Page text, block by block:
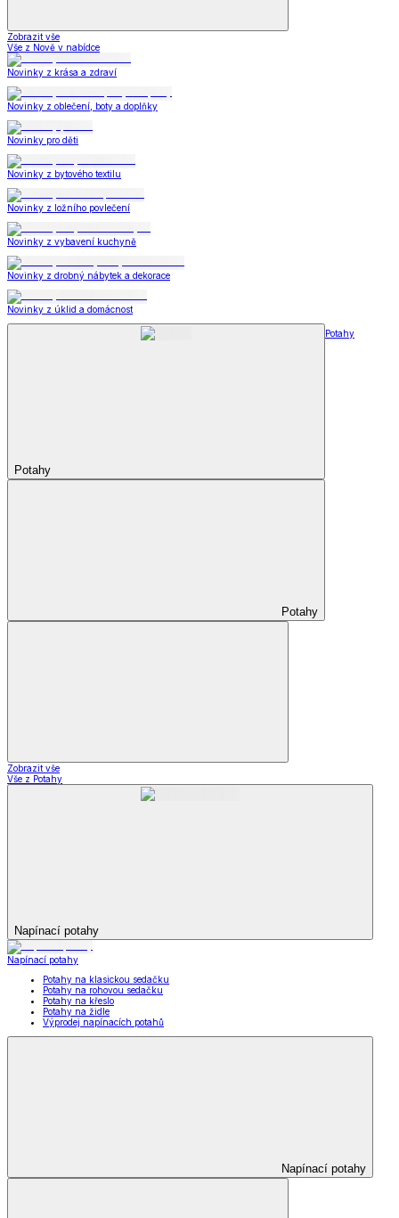
Zobrazit vše
Vše z Nově v nabídce
Novinky z krása a zdraví
Novinky z oblečení, boty a doplňky
Novinky pro děti
Novinky z bytového textilu
Novinky z ložního povlečení
Novinky z vybavení kuchyně
Novinky z drobný nábytek a dekorace
Novinky z úklid a domácnost
Potahy
Potahy
Potahy
Zobrazit vše
Vše z Potahy
Napínací potahy
Napínací potahy
Potahy na klasickou sedačku
Potahy na rohovou sedačku
Potahy na křeslo
Potahy na židle
Výprodej napínacích potahů
Napínací potahy